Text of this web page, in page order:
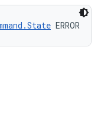
ERROR